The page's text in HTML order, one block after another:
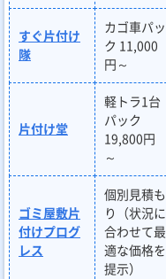
すぐ片付け
隊
カゴ車パッ
ク 11,000
円～
片付け堂
軽トラ1台
パック
19,800円
～
ゴミ屋敷片
付けプログ
レス
個別見積も
り（状況に
合わせて最
適な価格を
提示）